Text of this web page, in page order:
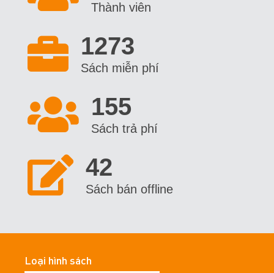
Thành viên
1273
Sách miễn phí
155
Sách trả phí
42
Sách bán offline
Loại hình sách